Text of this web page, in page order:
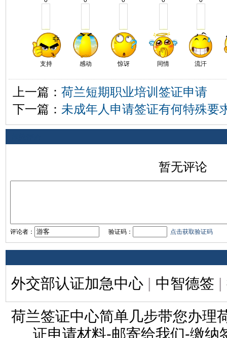
支持 感动 惊讶 同情 流汗
上一篇： 荷兰短期职业培训签证申请
下一篇： 未成年人申请签证有何特殊要
暂无评论
评论者： 验证码： 点击获取验证码
外交部认证加急中心 | 中智德签 |
荷兰签证中心简单几步带您办理
证申请材料-邮寄给我们-缴纳